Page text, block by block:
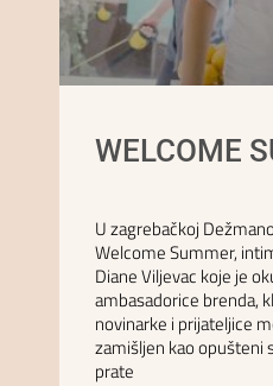
WELCOME
U zagrebačkoj
Welcome Summer,
Diane Viljevac koje je
ambasadorice brenda,
novinarke i prijateljice
zamišljen kao opušteni
prate